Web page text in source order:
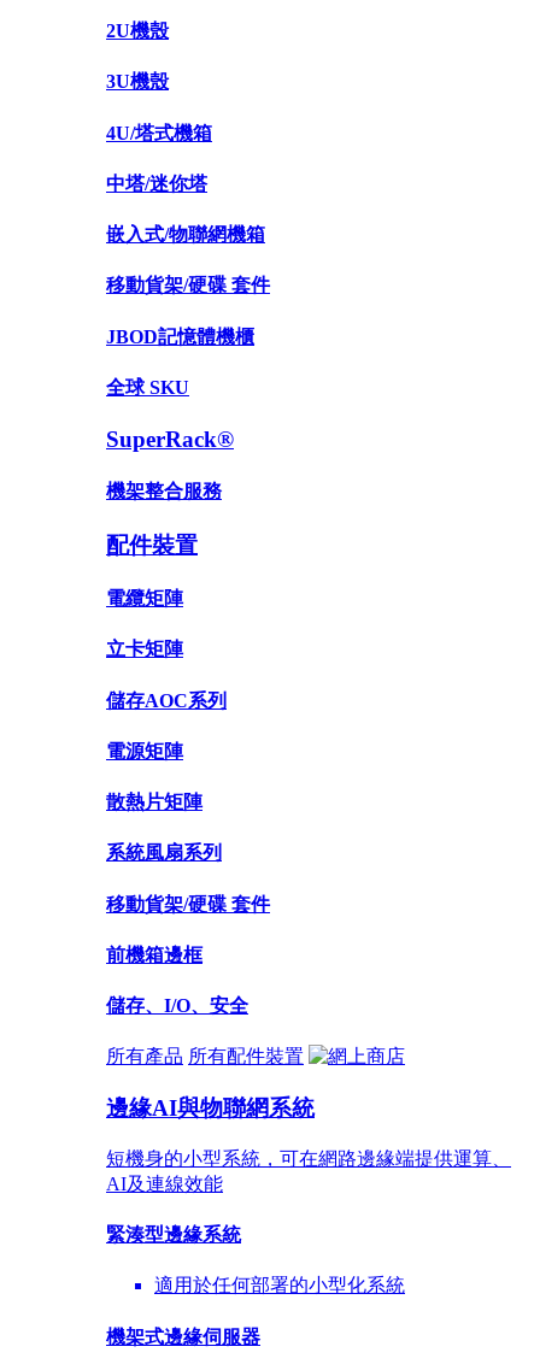
2U機殼
3U機殼
4U/塔式機箱
中塔/迷你塔
嵌入式/物聯網機箱
移動貨架/硬碟 套件
JBOD記憶體機櫃
全球 SKU
SuperRack®
機架整合服務
配件裝置
電纜矩陣
立卡矩陣
儲存AOC系列
電源矩陣
散熱片矩陣
系統風扇系列
移動貨架/硬碟 套件
前機箱邊框
儲存、I/O、安全
所有產品 所有配件裝置
邊緣AI與物聯網系統
短機身的小型系統，可在網路邊緣端提供運算、
AI及連線效能
緊湊型邊緣系統
適用於任何部署的小型化系統
機架式邊緣伺服器